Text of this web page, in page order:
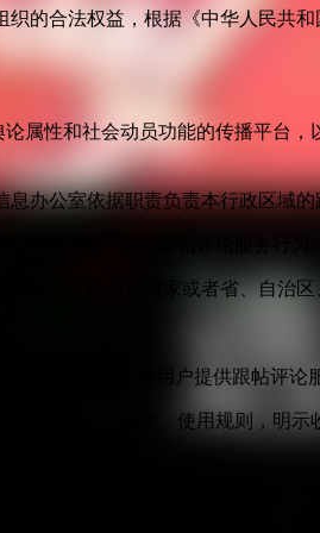
的合法权益，根据《中华人民共
属性和社会动员功能的传播平台
办公室依据职责负责本行政区域
各类传播平台的跟帖评论服务行为
能的，应当报国家或者省、自治
真实身份信息的用户提供跟帖评论
原则，公开收集、使用规则，明
信息内容。